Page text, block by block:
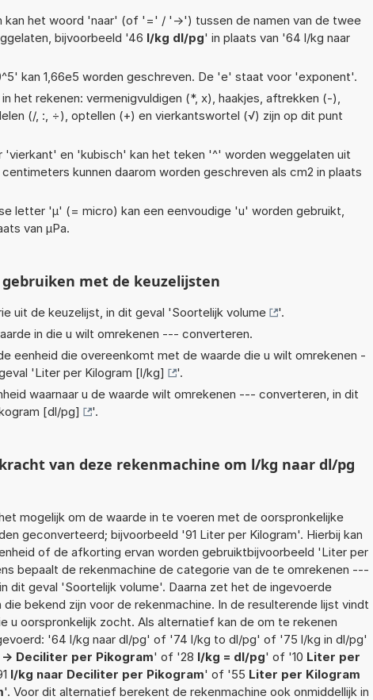
kan het woord 'naar' (of '=' / '->') tussen de namen van de twee
bijvoorbeeld '46 l/kg dl/pg' in plaats van '64 l/kg naar
kan 1,66e5 worden geschreven. De 'e' staat voor 'exponent'.
het rekenen: vermenigvuldigen (*, x), haakjes, aftrekken (-),
(/, :, ÷), optellen (+) en vierkantswortel (√) zijn op dit punt
'vierkant' en 'kubisch' kan het teken '^' worden weggelaten uit
kunnen daarom worden geschreven als cm2 in plaats
letter 'µ' (= micro) kan een eenvoudige 'u' worden gebruikt,
van µPa.
met de keuzelijsten
uit de keuzelijst, in dit geval 'Soortelijk volume
'.
in die u wilt omrekenen --- converteren.
eenheid die overeenkomt met de waarde die u wilt omrekenen -
'Liter per Kilogram [l/kg]
'.
waarnaar u de waarde wilt omrekenen --- converteren, in dit
[dl/pg] '.
van deze rekenmachine om l/kg naar dl/pg
mogelijk om de waarde in te voeren met de oorspronkelijke
geconverteerd; bijvoorbeeld '91 Liter per Kilogram'. Hierbij kan
of de afkorting ervan worden gebruiktbijvoorbeeld 'Liter per
bepaalt de rekenmachine de categorie van de te omrekenen ---
dit geval 'Soortelijk volume'. Daarna zet het de ingevoerde
die bekend zijn voor de rekenmachine. In de resulterende lijst vindt
u oorspronkelijk zocht. Als alternatief kan de om te rekenen
'64 l/kg naar dl/pg' of '74 l/kg to dl/pg' of '75 l/kg in dl/pg'
Deciliter per Pikogram' of '28 l/kg = dl/pg' of '10 Liter per
l/kg naar Deciliter per Pikogram' of '55 Liter per Kilogram
'. Voor dit alternatief berekent de rekenmachine ook onmiddellijk in